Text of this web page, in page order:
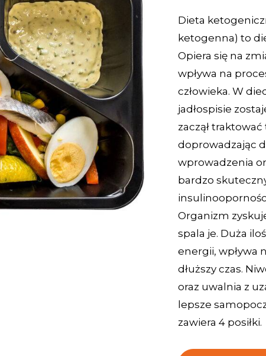
Dieta
ketogenna) to
Opiera się na
wpływa na
człowieka. W
jadłospisie
zaczął
doprowadzając
wprowadzenia
bardzo
Organizm
spala je. Duża
energii, wpływa
dłuższy czas.
oraz uwalnia z
lepsze
zawiera 4 posiłki.